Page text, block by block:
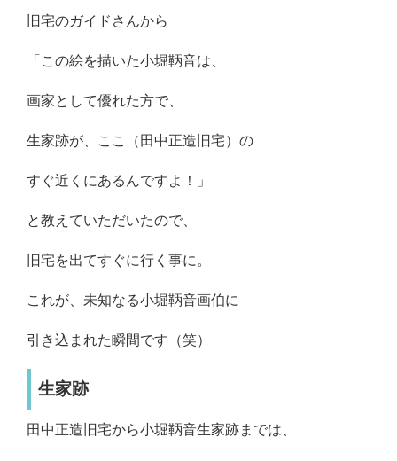
旧宅のガイドさんから
「この絵を描いた小堀鞆音は、
画家として優れた方で、
生家跡が、ここ（田中正造旧宅）の
すぐ近くにあるんですよ！」
と教えていただいたので、
旧宅を出てすぐに行く事に。
これが、未知なる小堀鞆音画伯に
引き込まれた瞬間です（笑）
生家跡
田中正造旧宅から小堀鞆音生家跡までは、